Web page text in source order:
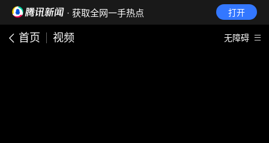
· 获取全网一手热点 打开
首页 视频 无障碍